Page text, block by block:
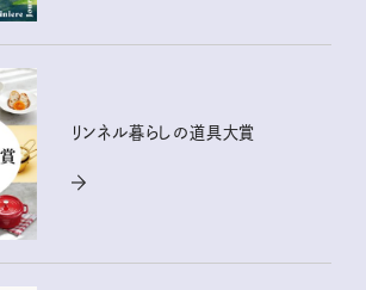
リンネル暮らしの道具大賞